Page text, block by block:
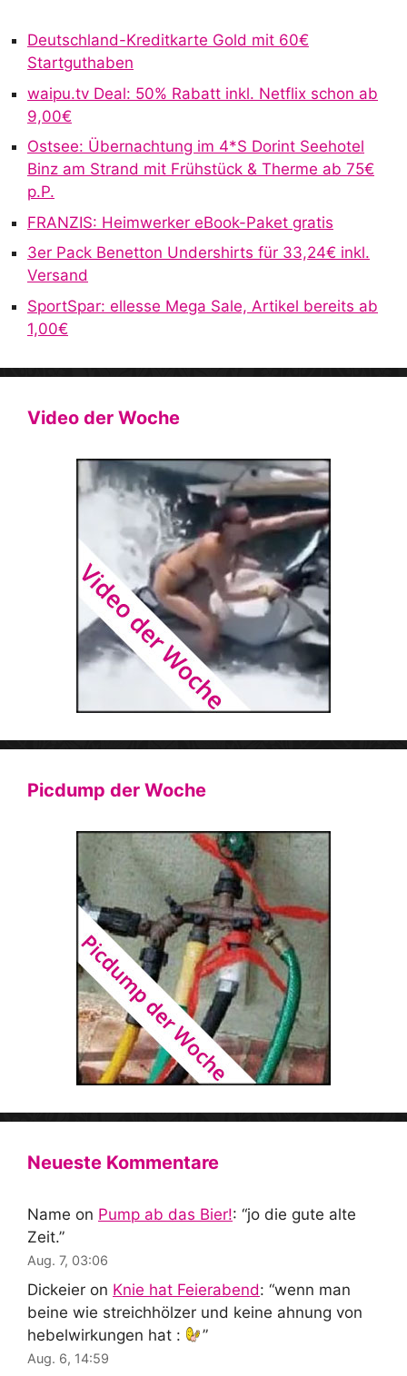
Deutschland-Kreditkarte Gold mit 60€
Startguthaben
waipu.tv Deal: 50% Rabatt inkl. Netflix schon ab
9,00€
Ostsee: Übernachtung im 4*S Dorint Seehotel
Binz am Strand mit Frühstück & Therme ab 75€
p.P.
FRANZIS: Heimwerker eBook-Paket gratis
3er Pack Benetton Undershirts für 33,24€ inkl.
Versand
SportSpar: ellesse Mega Sale, Artikel bereits ab
1,00€
Video der Woche
Picdump der Woche
Neueste Kommentare
Name on Pump ab das Bier!: “jo die gute alte
Zeit.”
Aug. 7, 03:06
Dickeier on Knie hat Feierabend: “wenn man
beine wie streichhölzer und keine ahnung von
hebelwirkungen hat :
”
Aug. 6, 14:59